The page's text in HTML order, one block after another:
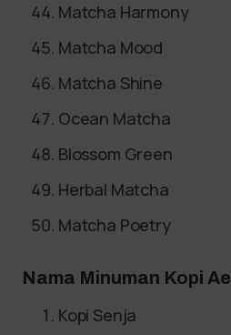
Matcha Harmony
Matcha Mood
Matcha Shine
Ocean Matcha
Blossom Green
Herbal Matcha
Matcha Poetry
Nama Minuman Kopi
Kopi Senja